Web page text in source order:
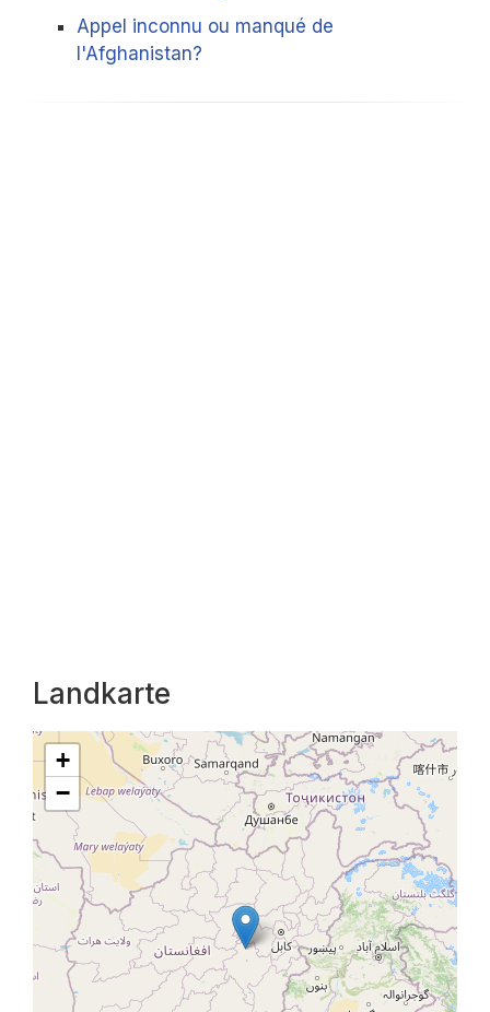
Appel inconnu ou manqué de
l'Afghanistan?
Landkarte
+
−